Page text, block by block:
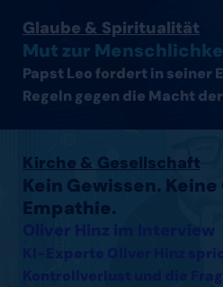
Glaube & Spiritualität
Mut zur
Papst Leo fordert in seiner
Regeln gegen die Macht
Kirche & Gesellschaft
Kein Gewissen.
Empathie.
Oliver Hinz im Interview
KI-Experte Oliver Hinz
Kontrollverlust und die